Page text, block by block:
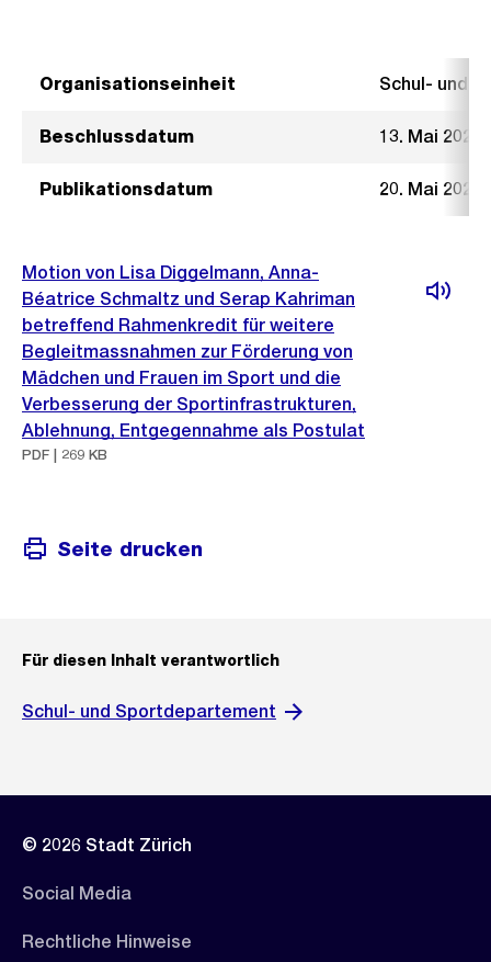
Organisationseinheit Schul- und
Beschlussdatum 13. Mai 2026
Publikationsdatum 20. Mai 2026
Motion von Lisa Diggelmann, Anna-
Béatrice Schmaltz und Serap Kahriman
betreffend Rahmenkredit für weitere
Begleitmassnahmen zur Förderung von
Mädchen und Frauen im Sport und die
Verbesserung der Sportinfrastrukturen,
Ablehnung, Entgegennahme als Postulat
PDF | 269 KB
Seite drucken
Für diesen Inhalt verantwortlich
Schul- und Sportdepartement
© 2026 Stadt Zürich
Social Media
Rechtliche Hinweise